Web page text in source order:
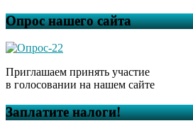
Опрос нашего сайта
Приглашаем принять участие
в голосовании на нашем сайте
Заплатите налоги!